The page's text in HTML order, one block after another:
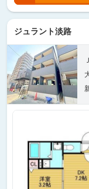
ジュラント淡路